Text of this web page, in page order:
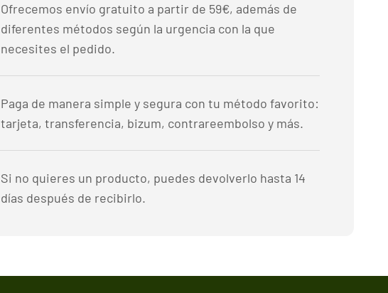
Ofrecemos envío gratuito a partir de 59€, además de
diferentes métodos según la urgencia con la que
necesites el pedido.
Paga de manera simple y segura con tu método favorito:
tarjeta, transferencia, bizum, contrareembolso y más.
Si no quieres un producto, puedes devolverlo hasta 14
días después de recibirlo.